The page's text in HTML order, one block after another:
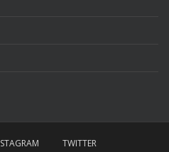
TWITTER